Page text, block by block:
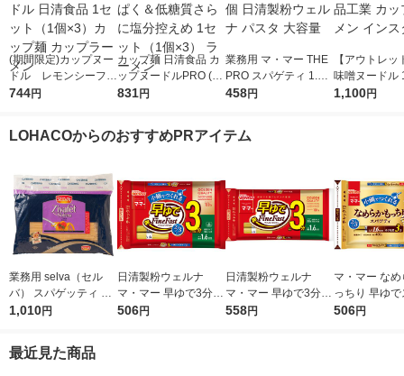
(期間限定)カップヌー
ドル レモンシーフー
ドヌードル 日清食品
ン
744円
カップ麺 日清食品 カ
ップヌードルPRO (プ
ロ) 高たんぱく＆低糖
メン
831円
業務用 マ・マー THE
PRO スパゲティ 1.6m
m 1kg 1個 日清製粉ウ
458円
【アウトレッ
味噌ヌードル
黒食品工業
1,100円
LOHACOからのおすすめPRアイテム
業務用 selva（セル
バ） スパゲッティ 1.7
mm 1袋（3kg） ゆで
1,010円
日清製粉ウェルナ
マ・マー 早ゆで3分ス
パゲティ2/3サイズ1.6
506円
日清製粉ウェルナ
マ・マー 早ゆで3分ス
パゲティ 1.6mm チャ
558円
マ・マー な
っちり 早ゆ
ティ 2/3サイ
506円
最近見た商品